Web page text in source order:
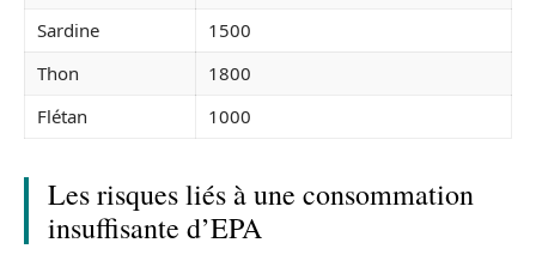
Sardine
1500
Thon
1800
Flétan
1000
Les risques liés à une consommation
insuffisante d’EPA